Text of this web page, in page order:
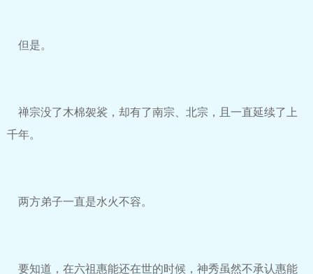
但是。
禅宗没了木棉袈裟，却有了南宗、北宗，且一直延续了上
千年。
两方弟子一直是水火不容。
要知道，在六祖惠能还在世的时候，神秀虽然不承认惠能